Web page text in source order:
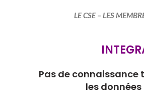
LE CSE – LES
Pas de
les